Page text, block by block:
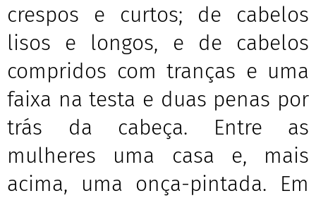
crespos e curtos; de cabelos
lisos e longos, e de cabelos
compridos com tranças e uma
faixa na testa e duas penas por
trás da cabeça. Entre as
mulheres uma casa e, mais
acima, uma onça-pintada. Em